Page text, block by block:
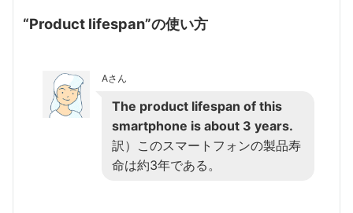
“Product lifespan”の使い方
Aさん
The product lifespan of this
smartphone is about 3 years.
訳）このスマートフォンの製品寿
命は約3年である。